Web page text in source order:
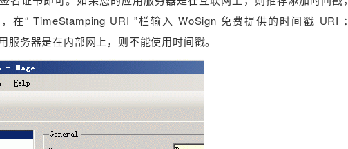
“ TimeStamping URI ”栏输入 WoSign 免费提供的时间戳 URI ：
务器是在内部网上，则不能使用时间戳。